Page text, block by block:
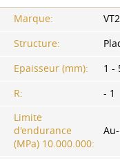
Marque:
Structure:
Epaisseur (mm):
1 -
R:
- 1
Limite
d'endurance
(MPa) 10.000.000: